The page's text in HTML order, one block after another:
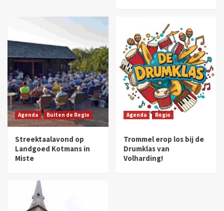
Agenda Buiten de Regio
Streektaalavond op
Landgoed Kotmans in
Miste
Agenda Regio
Trommel erop los bij de
Drumklas van
Volharding!